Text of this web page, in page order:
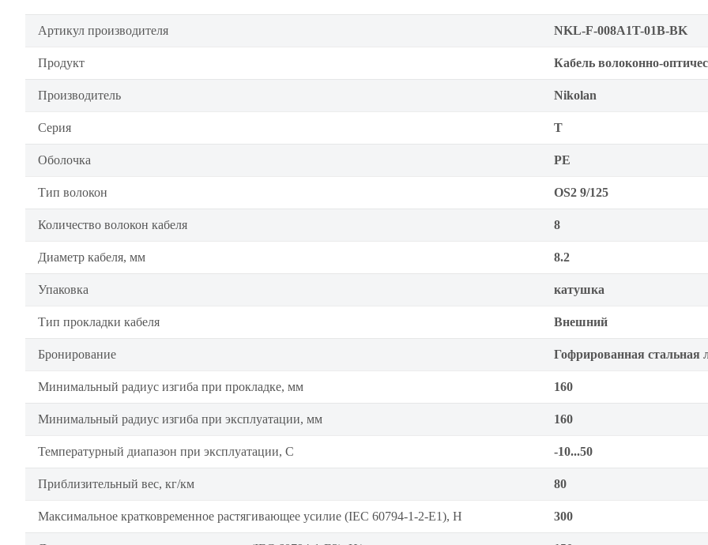
Артикул производителя NKL-F-008A1T-01B-BK
Продукт Кабель волоконно-
Производитель Nikolan
Серия Т
Оболочка PE
Тип волокон OS2 9/125
Количество волокон кабеля 8
Диаметр кабеля, мм 8.2
Упаковка катушка
Тип прокладки кабеля Внешний
Бронирование Гофрированная стальная
Минимальный радиус изгиба при прокладке, мм 160
Минимальный радиус изгиба при эксплуатации, мм 160
Температурный диапазон при эксплуатации, C -10...50
Приблизительный вес, кг/км 80
Максимальное кратковременное растягивающее усилие (IEC 60794-1-2-E1), Н 300